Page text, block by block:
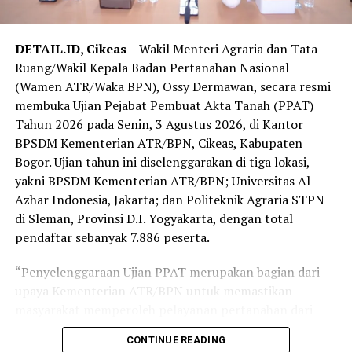
(GTRA); Pengembangan dan Pemanfaatan Zona Nilai
Pembangunan Daerah.
“Provinsi Jawa Barat merupakan provinsi pertama di
Pulau Jawa setelah sebelumnya kami melaksanakan
program ini di Sulawesi dan Lampung. Dengan
kebutuhan yang beragam dan saling berkaitan, Jawa
Barat sangat tepat menjadi ruang kolaborasi untuk
penguatan ekonomi daerah, kepastian hukum
pertanahan dan tata ruang, serta pencegahan korupsi,”
tutur Dony Erwan Brilianto.
kolaborasi tersebut. Menurutnya, penataan pertanahan
yang baik akan mendukung perlindungan lahan
administrasi yang berdampak bagi pembangunan
DETAIL.ID, Cikeas– Wakil Menteri Agraria dan Tata
Ruang/Wakil Kepala Badan Pertanahan Nasional
(Wamen ATR/Waka BPN), Ossy Dermawan, secara resmi
membuka Ujian Pejabat Pembuat Akta Tanah (PPAT)
Tahun 2026 pada Senin, 3 Agustus 2026, di Kantor
BPSDM Kementerian ATR/BPN, Cikeas, Kabupaten
Bogor. Ujian tahun ini diselenggarakan di tiga lokasi,
yakni BPSDM Kementerian ATR/BPN; Universitas Al
Azhar Indonesia, Jakarta; dan Politeknik Agraria STPN
di Sleman, Provinsi D.I. Yogyakarta, dengan total
pendaftar sebanyak 7.886 peserta.
“Penyelenggaraan Ujian PPAT merupakan bagian dari
upaya Kementerian ATR/BPN untuk memastikan
PPAT yang kompeten, memahami hukum pertanahan,
profesional, dan berintegritas. Karena pada akhirnya,
CONTINUE READING